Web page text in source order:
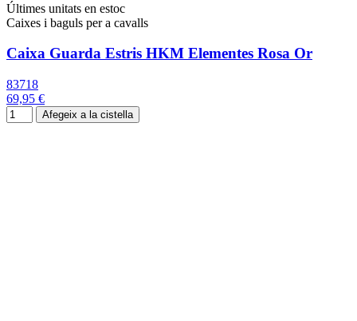
Últimes unitats en estoc
Caixes i baguls per a cavalls
Caixa Guarda Estris HKM Elementes Rosa Or
83718
69,95 €
Afegeix a la cistella